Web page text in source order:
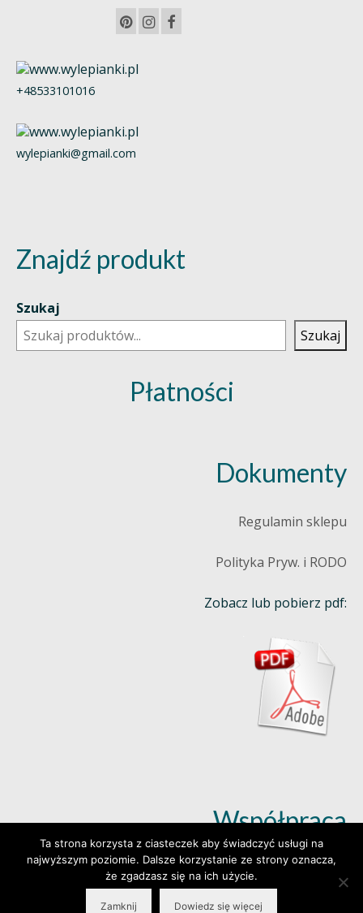
+48533101016
wylepianki@gmail.com
Znajdź produkt
Szukaj
Szukaj
Płatności
Dokumenty
Regulamin sklepu
Polityka Pryw. i RODO
Zobacz lub pobierz pdf:
Współpraca
Dowiedz się więcej (klik)
Ta strona korzysta z ciasteczek aby świadczyć usługi na
najwyższym poziomie. Dalsze korzystanie ze strony oznacza,
że zgadzasz się na ich użycie.
Zamknij Dowiedz się więcej